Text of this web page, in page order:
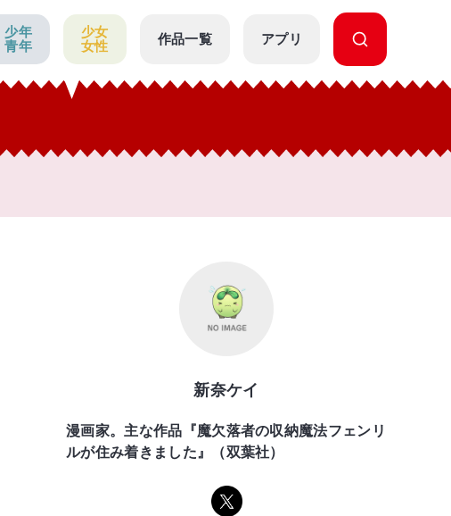
少年
青年
少女
女性
作品一覧 アプリ
新奈ケイ
漫画家。主な作品『魔欠落者の収納魔法フェンリ
ルが住み着きました』（双葉社）